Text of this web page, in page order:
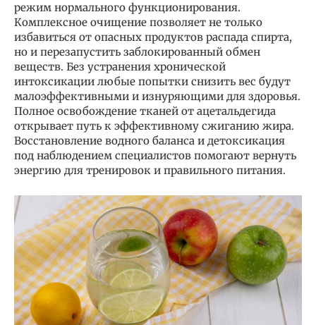
режим нормального функционирования.
Комплексное очищение позволяет не только
избавиться от опасных продуктов распада спирта,
но и перезапустить заблокированный обмен
веществ. Без устранения хронической
интоксикации любые попытки снизить вес будут
малоэффективными и изнуряющими для здоровья.
Полное освобождение тканей от ацетальдегида
открывает путь к эффективному сжиганию жира.
Восстановление водного баланса и детоксикация
под наблюдением специалистов помогают вернуть
энергию для тренировок и правильного питания.